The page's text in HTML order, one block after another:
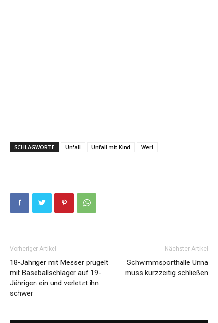
SCHLAGWORTE Unfall Unfall mit Kind Werl
Vorheriger Artikel
18-Jähriger mit Messer prügelt
mit Baseballschläger auf 19-
Jährigen ein und verletzt ihn
schwer
Nächster Artikel
Schwimmsporthalle Unna
muss kurzzeitig schließen